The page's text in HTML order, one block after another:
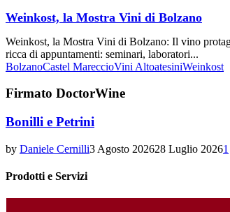
Weinkost, la Mostra Vini di Bolzano
Weinkost, la Mostra Vini di Bolzano: Il vino
ricca di appuntamenti: seminari, laboratori...
BolzanoCastel MareccioVini AltoatesiniWeinkost
Firmato DoctorWine
Bonilli e Petrini
by Daniele Cernilli3 Agosto 202628 Luglio 20261
Prodotti e Servizi